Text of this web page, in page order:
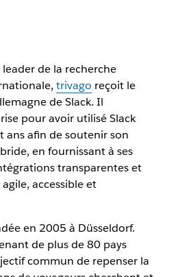
de la recherche
trivago reçoit le
de Slack. Il
pour avoir utilisé Slack
ans afin de soutenir son
en fournissant à ses
transparentes et
accessible et
en 2005 à Düsseldorf.
de plus de 80 pays
commun de repenser la